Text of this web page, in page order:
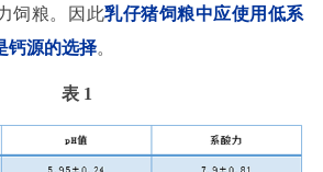
饲粮。因此乳仔猪饲粮中应使用低系
钙源的选择。
表 1